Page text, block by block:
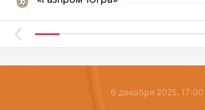
6 декабря 2025, 17:00